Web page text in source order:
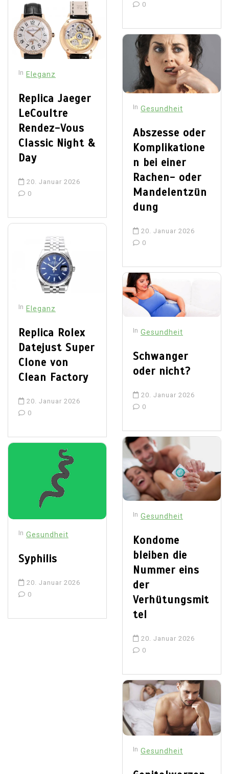
In Eleganz
Replica Jaeger
LeCoultre
Rendez-Vous
Classic Night &
Day
20. Januar 2026
0
In Eleganz
Replica Rolex
Datejust Super
Clone von
Clean Factory
20. Januar 2026
0
In Gesundheit
Syphilis
20. Januar 2026
0
0
In Gesundheit
Abszesse oder
Komplikatione
n bei einer
Rachen- oder
Mandelentzün
dung
20. Januar 2026
0
In Gesundheit
Schwanger
oder nicht?
20. Januar 2026
0
In Gesundheit
Kondome
bleiben die
Nummer eins
der
Verhütungsmit
tel
20. Januar 2026
0
In Gesundheit